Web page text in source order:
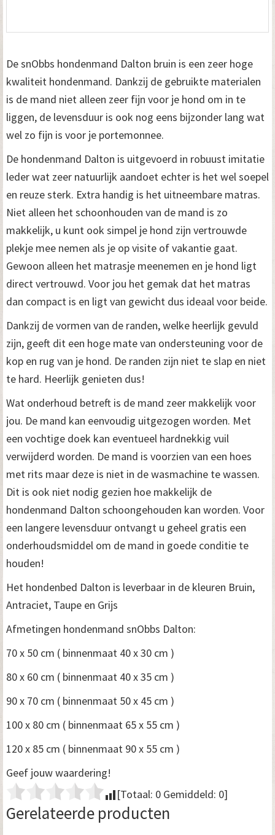
De snObbs hondenmand Dalton bruin is een zeer hoge
kwaliteit hondenmand. Dankzij de gebruikte materialen
is de mand niet alleen zeer fijn voor je hond om in te
liggen, de levensduur is ook nog eens bijzonder lang wat
wel zo fijn is voor je portemonnee.
De hondenmand Dalton is uitgevoerd in robuust imitatie
leder wat zeer natuurlijk aandoet echter is het wel soepel
en reuze sterk. Extra handig is het uitneembare matras.
Niet alleen het schoonhouden van de mand is zo
makkelijk, u kunt ook simpel je hond zijn vertrouwde
plekje mee nemen als je op visite of vakantie gaat.
Gewoon alleen het matrasje meenemen en je hond ligt
direct vertrouwd. Voor jou het gemak dat het matras
dan compact is en ligt van gewicht dus ideaal voor beide.
Dankzij de vormen van de randen, welke heerlijk gevuld
zijn, geeft dit een hoge mate van ondersteuning voor de
kop en rug van je hond. De randen zijn niet te slap en niet
te hard. Heerlijk genieten dus!
Wat onderhoud betreft is de mand zeer makkelijk voor
jou. De mand kan eenvoudig uitgezogen worden. Met
een vochtige doek kan eventueel hardnekkig vuil
verwijderd worden. De mand is voorzien van een hoes
met rits maar deze is niet in de wasmachine te wassen.
Dit is ook niet nodig gezien hoe makkelijk de
hondenmand Dalton schoongehouden kan worden. Voor
een langere levensduur ontvangt u geheel gratis een
onderhoudsmiddel om de mand in goede conditie te
houden!
Het hondenbed Dalton is leverbaar in de kleuren Bruin,
Antraciet, Taupe en Grijs
Afmetingen hondenmand snObbs Dalton:
70 x 50 cm ( binnenmaat 40 x 30 cm )
80 x 60 cm ( binnenmaat 40 x 35 cm )
90 x 70 cm ( binnenmaat 50 x 45 cm )
100 x 80 cm ( binnenmaat 65 x 55 cm )
120 x 85 cm ( binnenmaat 90 x 55 cm )
Geef jouw waardering!
[Totaal: 0 Gemiddeld: 0]
Gerelateerde producten